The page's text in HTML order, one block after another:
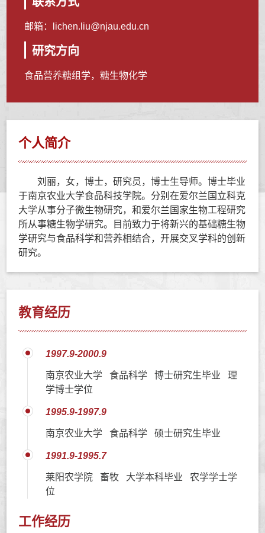
邮箱： lichen.liu@njau.edu.cn
研究方向
食品营养糖组学，糖生物化学
个人简介
刘丽，女，博士，研究员，博士生导师。博士毕业
于南京农业大学食品科技学院。分别在爱尔兰国立科克
大学从事分子微生物研究，和爱尔兰国家生物工程研究
所从事糖生物学研究。目前致力于将新兴的基础糖生物
学研究与食品科学和营养相结合，开展交叉学科的创新
研究。
教育经历
1997.9-2000.9
南京农业大学 食品科学 博士研究生毕业 理
学博士学位
1995.9-1997.9
南京农业大学 食品科学 硕士研究生毕业
1991.9-1995.7
莱阳农学院 畜牧 大学本科毕业 农学学士学
位
工作经历